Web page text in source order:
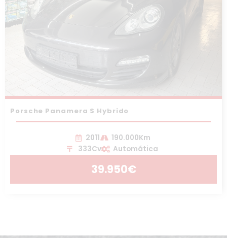
Porsche Panamera S Hybrido
2011
190.000Km
333Cv
Automática
39.950€